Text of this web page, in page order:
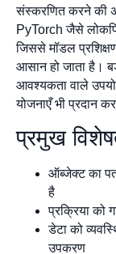
संस्करणित करने की
PyTorch जैसे
जिससे मॉडल
आसान हो जाता है।
आवश्यकता वाले
योजनाएँ भी प्रदान
प्रमुख
ऑब्जेक्ट का
है
प्रक्रिया को
डेटा को
उपकरण